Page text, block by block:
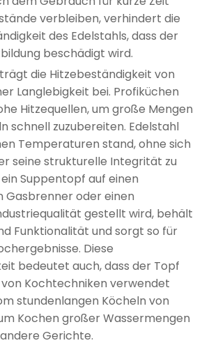
verbleiben, verhindert die
des Edelstahls, dass der
beschädigt wird.
die Hitzebeständigkeit von
Langlebigkeit bei. Profiküchen
Hitzequellen, um große Mengen
schnell zuzubereiten. Edelstahl
Temperaturen stand, ohne sich
seine strukturelle Integrität zu
Suppentopf auf einen
Gasbrenner oder einen
gestellt wird, behält
Funktionalität und sorgt so für
Diese
bedeutet auch, dass der Topf
Kochtechniken verwendet
stundenlangen Köcheln von
Kochen großer Wassermengen
Gerichte.